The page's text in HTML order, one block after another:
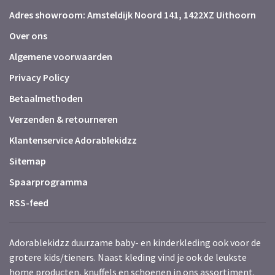
Adres showroom: Amsteldijk Noord 141, 1422XZ Uithoorn
Over ons
Algemene voorwaarden
Privacy Policy
Betaalmethoden
Verzenden & retourneren
Klantenservice Adorablekidzz
Sitemap
Spaarprogramma
RSS-feed
Adorablekidzz duurzame baby- en kinderkleding ook voor de
grotere kids/tieners. Naast kleding vind je ook de leukste
home producten, knuffels en schoenen in ons assortiment.